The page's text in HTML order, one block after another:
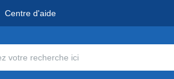
Centre d'aide